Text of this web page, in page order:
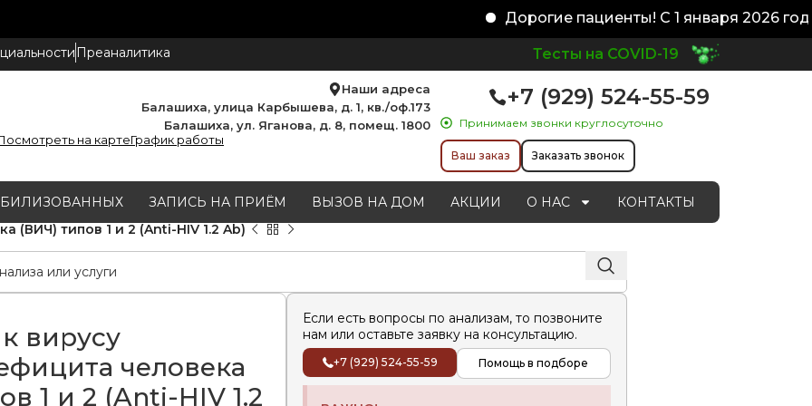
Дорогие пациенты! С 1 января 2026 года
Преаналитика Тесты на COVID-19
Наши адреса
Балашиха, улица Карбышева, д. 1, кв./оф.173
Балашиха, ул. Яганова, д. 8, помещ. 1800
на картеГрафик работы
+7 (929) 524-55-59
Принимаем звонки круглосуточно
Ваш заказ Заказать звонок
ЗАПИСЬ НА ПРИЁМ ВЫЗОВ НА ДОМ АКЦИИ О НАС
КОНТАКТЫ
(ВИЧ) типов 1 и 2 (Anti-HIV 1.2 Ab)
вирусу
человека
1 и 2 (Anti-HIV 1.2
Если есть вопросы по анализам, то позвоните
нам или оставьте заявку на консультацию.
+7 (929) 524-55-59 Помощь в подборе